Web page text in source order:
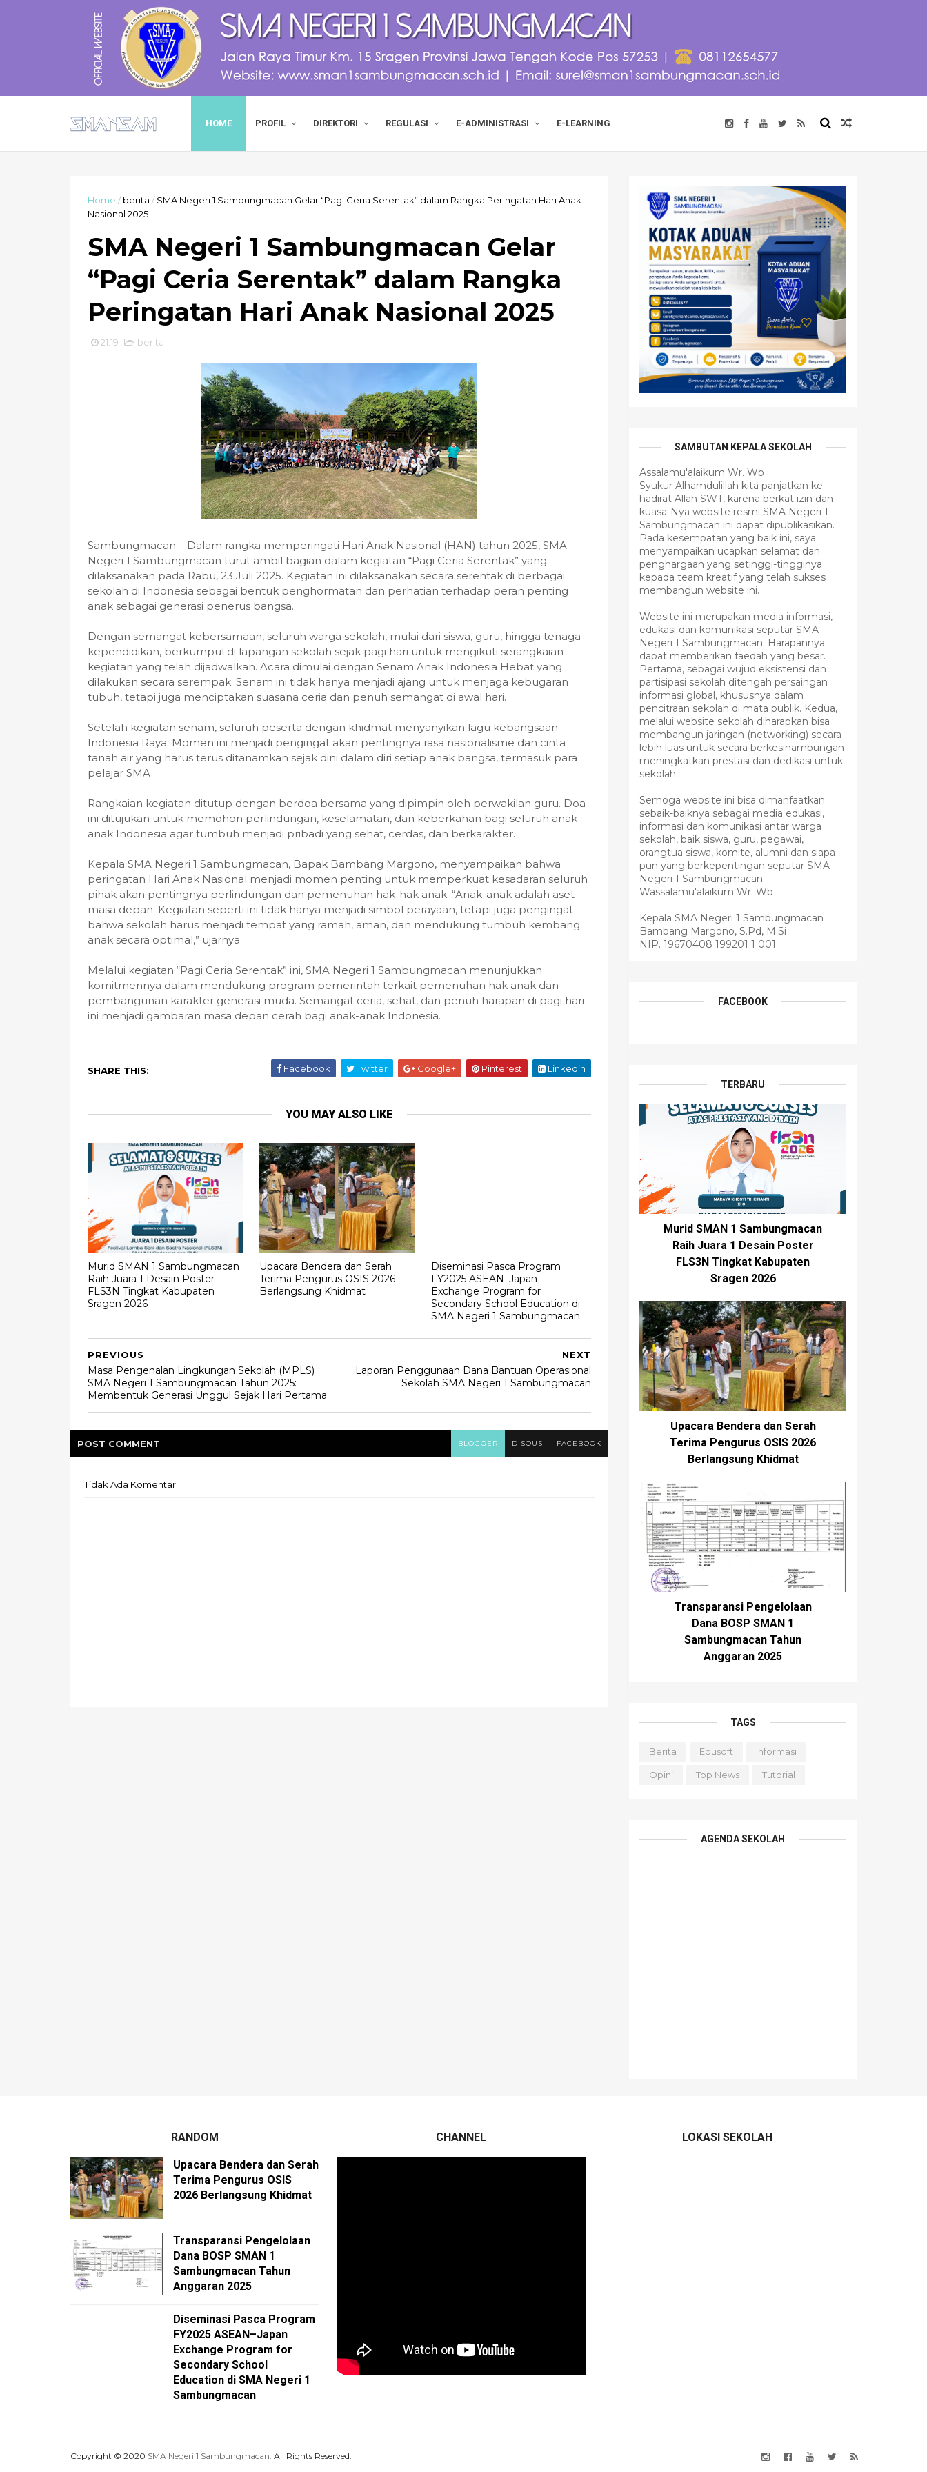
HOME PROFIL DIREKTORI REGULASI E-ADMINISTRASI E-LEARNING
Home / berita / SMA Negeri 1 Sambungmacan Gelar “Pagi Ceria Serentak” dalam Rangka Peringatan Hari Anak
Nasional 2025
SMA Negeri 1 Sambungmacan Gelar
“Pagi Ceria Serentak” dalam Rangka
Peringatan Hari Anak Nasional 2025
21.19 berita
Sambungmacan – Dalam rangka memperingati Hari Anak Nasional (HAN) tahun 2025, SMA
Negeri 1 Sambungmacan turut ambil bagian dalam kegiatan “Pagi Ceria Serentak” yang
dilaksanakan pada Rabu, 23 Juli 2025. Kegiatan ini dilaksanakan secara serentak di berbagai
sekolah di Indonesia sebagai bentuk penghormatan dan perhatian terhadap peran penting
anak sebagai generasi penerus bangsa.
Dengan semangat kebersamaan, seluruh warga sekolah, mulai dari siswa, guru, hingga tenaga
kependidikan, berkumpul di lapangan sekolah sejak pagi hari untuk mengikuti serangkaian
kegiatan yang telah dijadwalkan. Acara dimulai dengan Senam Anak Indonesia Hebat yang
dilakukan secara serempak. Senam ini tidak hanya menjadi ajang untuk menjaga kebugaran
tubuh, tetapi juga menciptakan suasana ceria dan penuh semangat di awal hari.
Setelah kegiatan senam, seluruh peserta dengan khidmat menyanyikan lagu kebangsaan
Indonesia Raya. Momen ini menjadi pengingat akan pentingnya rasa nasionalisme dan cinta
tanah air yang harus terus ditanamkan sejak dini dalam diri setiap anak bangsa, termasuk para
pelajar SMA.
Rangkaian kegiatan ditutup dengan berdoa bersama yang dipimpin oleh perwakilan guru. Doa
ini ditujukan untuk memohon perlindungan, keselamatan, dan keberkahan bagi seluruh anak-
anak Indonesia agar tumbuh menjadi pribadi yang sehat, cerdas, dan berkarakter.
Kepala SMA Negeri 1 Sambungmacan, Bapak Bambang Margono, menyampaikan bahwa
peringatan Hari Anak Nasional menjadi momen penting untuk memperkuat kesadaran seluruh
pihak akan pentingnya perlindungan dan pemenuhan hak-hak anak. “Anak-anak adalah aset
masa depan. Kegiatan seperti ini tidak hanya menjadi simbol perayaan, tetapi juga pengingat
bahwa sekolah harus menjadi tempat yang ramah, aman, dan mendukung tumbuh kembang
anak secara optimal,” ujarnya.
Melalui kegiatan “Pagi Ceria Serentak” ini, SMA Negeri 1 Sambungmacan menunjukkan
komitmennya dalam mendukung program pemerintah terkait pemenuhan hak anak dan
pembangunan karakter generasi muda. Semangat ceria, sehat, dan penuh harapan di pagi hari
ini menjadi gambaran masa depan cerah bagi anak-anak Indonesia.
SHARE THIS: Facebook Twitter Google+ Pinterest Linkedin
YOU MAY ALSO LIKE
Murid SMAN 1 Sambungmacan
Raih Juara 1 Desain Poster
FLS3N Tingkat Kabupaten
Sragen 2026
Upacara Bendera dan Serah
Terima Pengurus OSIS 2026
Berlangsung Khidmat
Diseminasi Pasca Program
FY2025 ASEAN–Japan
Exchange Program for
Secondary School Education di
SMA Negeri 1 Sambungmacan
NEXT
Laporan Penggunaan Dana Bantuan Operasional
Sekolah SMA Negeri 1 Sambungmacan
PREVIOUS
Masa Pengenalan Lingkungan Sekolah (MPLS)
SMA Negeri 1 Sambungmacan Tahun 2025:
Membentuk Generasi Unggul Sejak Hari Pertama
POST COMMENT BLOGGER DISQUS FACEBOOK
Tidak Ada Komentar:
SAMBUTAN KEPALA SEKOLAH
Assalamu'alaikum Wr. Wb
Syukur Alhamdulillah kita panjatkan ke
hadirat Allah SWT, karena berkat izin dan
kuasa-Nya website resmi SMA Negeri 1
Sambungmacan ini dapat dipublikasikan.
Pada kesempatan yang baik ini, saya
menyampaikan ucapkan selamat dan
penghargaan yang setinggi-tingginya
kepada team kreatif yang telah sukses
membangun website ini.
Website ini merupakan media informasi,
edukasi dan komunikasi seputar SMA
Negeri 1 Sambungmacan. Harapannya
dapat memberikan faedah yang besar.
Pertama, sebagai wujud eksistensi dan
partisipasi sekolah ditengah persaingan
informasi global, khususnya dalam
pencitraan sekolah di mata publik. Kedua,
melalui website sekolah diharapkan bisa
membangun jaringan (networking) secara
lebih luas untuk secara berkesinambungan
meningkatkan prestasi dan dedikasi untuk
sekolah.
Semoga website ini bisa dimanfaatkan
sebaik-baiknya sebagai media edukasi,
informasi dan komunikasi antar warga
sekolah, baik siswa, guru, pegawai,
orangtua siswa, komite, alumni dan siapa
pun yang berkepentingan seputar SMA
Negeri 1 Sambungmacan.
Wassalamu'alaikum Wr. Wb
Kepala SMA Negeri 1 Sambungmacan
Bambang Margono, S.Pd, M.Si
NIP. 19670408 199201 1 001
FACEBOOK
TERBARU
Murid SMAN 1 Sambungmacan
Raih Juara 1 Desain Poster
FLS3N Tingkat Kabupaten
Sragen 2026
Upacara Bendera dan Serah
Terima Pengurus OSIS 2026
Berlangsung Khidmat
Transparansi Pengelolaan
Dana BOSP SMAN 1
Sambungmacan Tahun
Anggaran 2025
TAGS
Berita Edusoft Informasi
Opini Top News Tutorial
AGENDA SEKOLAH
RANDOM
Upacara Bendera dan Serah
Terima Pengurus OSIS
2026 Berlangsung Khidmat
Transparansi Pengelolaan
Dana BOSP SMAN 1
Sambungmacan Tahun
Anggaran 2025
Diseminasi Pasca Program
FY2025 ASEAN–Japan
Exchange Program for
Secondary School
Education di SMA Negeri 1
Sambungmacan
CHANNEL LOKASI SEKOLAH
Copyright © 2020 SMA Negeri 1 Sambungmacan. All Rights Reserved.